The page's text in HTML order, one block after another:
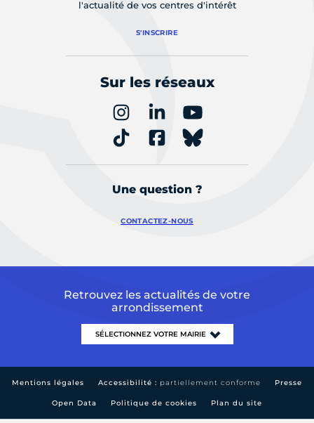
l'actualité de vos centres d'intérêt
S'INSCRIRE
Sur les réseaux
Une question ?
CONTACTEZ-NOUS
Retrouvez les actualités de votre
arrondissement
Mentions légales Accessibilité : partiellement conforme Presse
Open Data Politique de cookies Plan du site